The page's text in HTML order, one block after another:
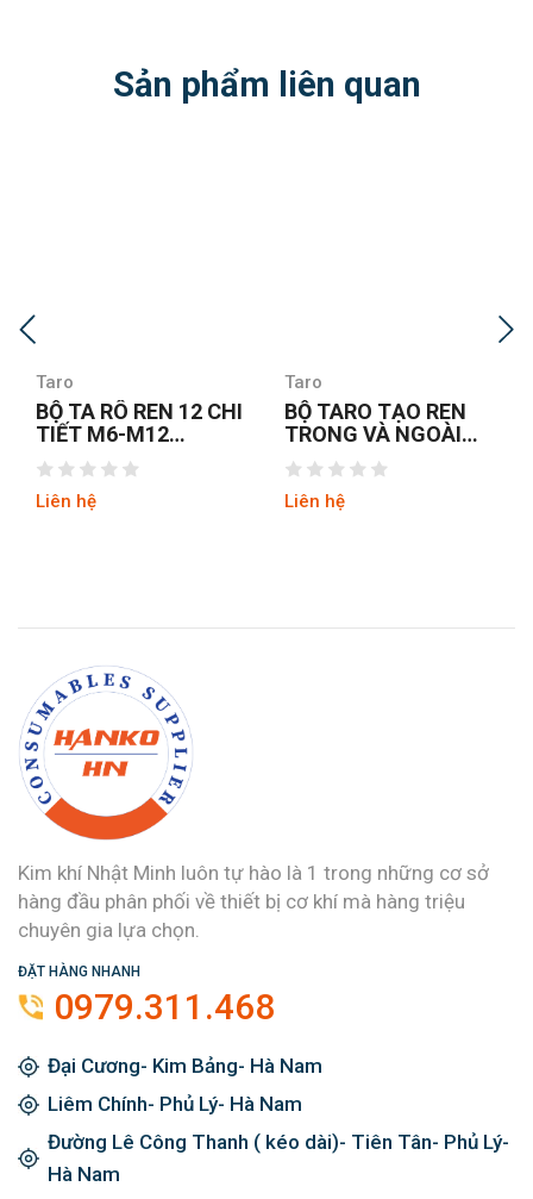
Sản phẩm liên quan
Taro
BỘ TARO TẠO REN
TRONG VÀ NGOÀI
20PCS
Liên hệ
Taro
MŨI TARO MÁY CHẠY
INOX M3X0.5
YAMAWA SUPP3.0G
Liên hệ
Kim khí Nhật Minh luôn tự hào là 1 trong những cơ sở
hàng đầu phân phối về thiết bị cơ khí mà hàng triệu
chuyên gia lựa chọn.
ĐẶT HÀNG NHANH
0979.311.468
Đại Cương- Kim Bảng- Hà Nam
Liêm Chính- Phủ Lý- Hà Nam
Đường Lê Công Thanh ( kéo dài)- Tiên Tân- Phủ Lý-
Hà Nam